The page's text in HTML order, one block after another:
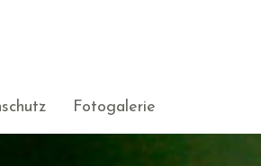
Fotogalerie